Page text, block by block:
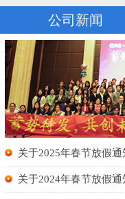
公司新闻
关于2025年春节放假通
关于2024年春节放假通